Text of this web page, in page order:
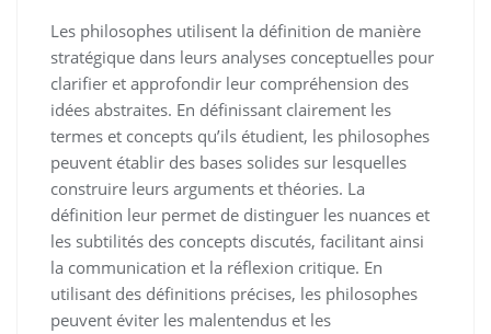
Les philosophes utilisent la définition de manière
stratégique dans leurs analyses conceptuelles pour
clarifier et approfondir leur compréhension des
idées abstraites. En définissant clairement les
termes et concepts qu’ils étudient, les philosophes
peuvent établir des bases solides sur lesquelles
construire leurs arguments et théories. La
définition leur permet de distinguer les nuances et
les subtilités des concepts discutés, facilitant ainsi
la communication et la réflexion critique. En
utilisant des définitions précises, les philosophes
peuvent éviter les malentendus et les